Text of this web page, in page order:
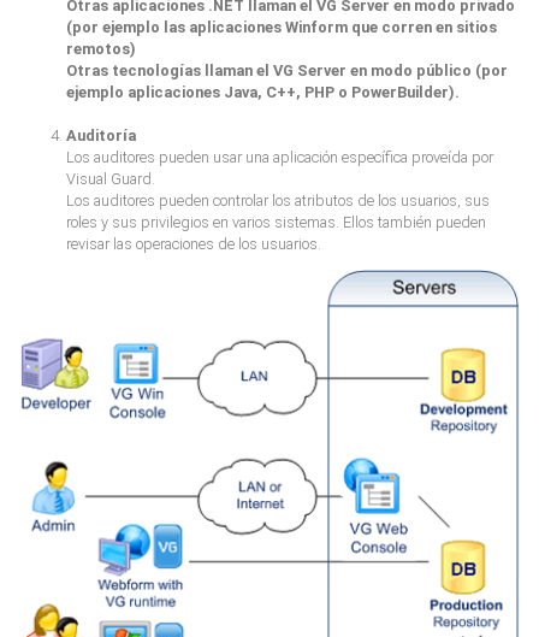
Otras aplicaciones .NET llaman el VG Server en modo privado
(por ejemplo las aplicaciones Winform que corren en sitios
remotos)
Otras tecnologías llaman el VG Server en modo público (por
ejemplo aplicaciones Java, C++, PHP o PowerBuilder).
Auditoría
Los auditores pueden usar una aplicación específica proveída por
Visual Guard.
Los auditores pueden controlar los atributos de los usuarios, sus
roles y sus privilegios en varios sistemas. Ellos también pueden
revisar las operaciones de los usuarios.